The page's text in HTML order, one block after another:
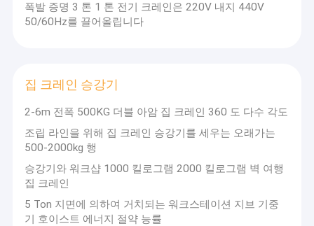
사건
두배 도리 천장 주행용 기중기
수력 가위 리프팅 테이블
한 개의 도리 갠트리 크레인
두배 도리 갠트리 크레인
폭발 증명 3 톤 1 톤 전기 크레인은 220V 내지 440V
50/60Hz를 끌어올립니다
집 크레인 승강기
2-6m 전폭 500KG 더블 아암 집 크레인 360 도 다수 각도
조립 라인을 위해 집 크레인 승강기를 세우는 오래가는
500-2000kg 행
승강기와 워크샵 1000 킬로그램 2000 킬로그램 벽 여행
집 크레인
5 Ton 지면에 의하여 거치되는 워크스테이션 지브 기중
기 호이스트 에너지 절약 능률
량,철도 없는 운송 차량이 회사는 슈나이더, SEW, ABM, ABB, 댄포스,
SKF 등 국내외 유명 기업들과 협력하고 있습니다.모든 부품 및 구조